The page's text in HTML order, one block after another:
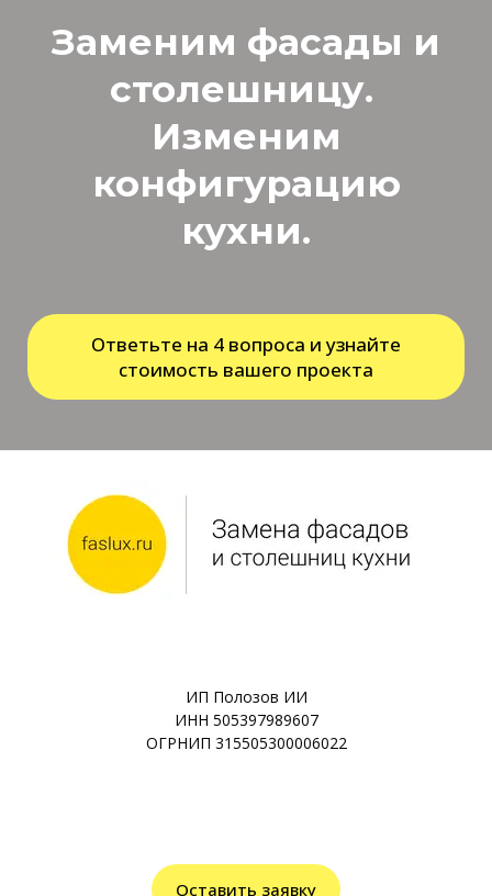
Заменим фасады и
столешницу.
Изменим
конфигурацию
кухни.
Ответьте на 4 вопроса и узнайте
стоимость вашего проекта
ИП Полозов ИИ
ИНН 505397989607
ОГРНИП 315505300006022
Оставить заявку